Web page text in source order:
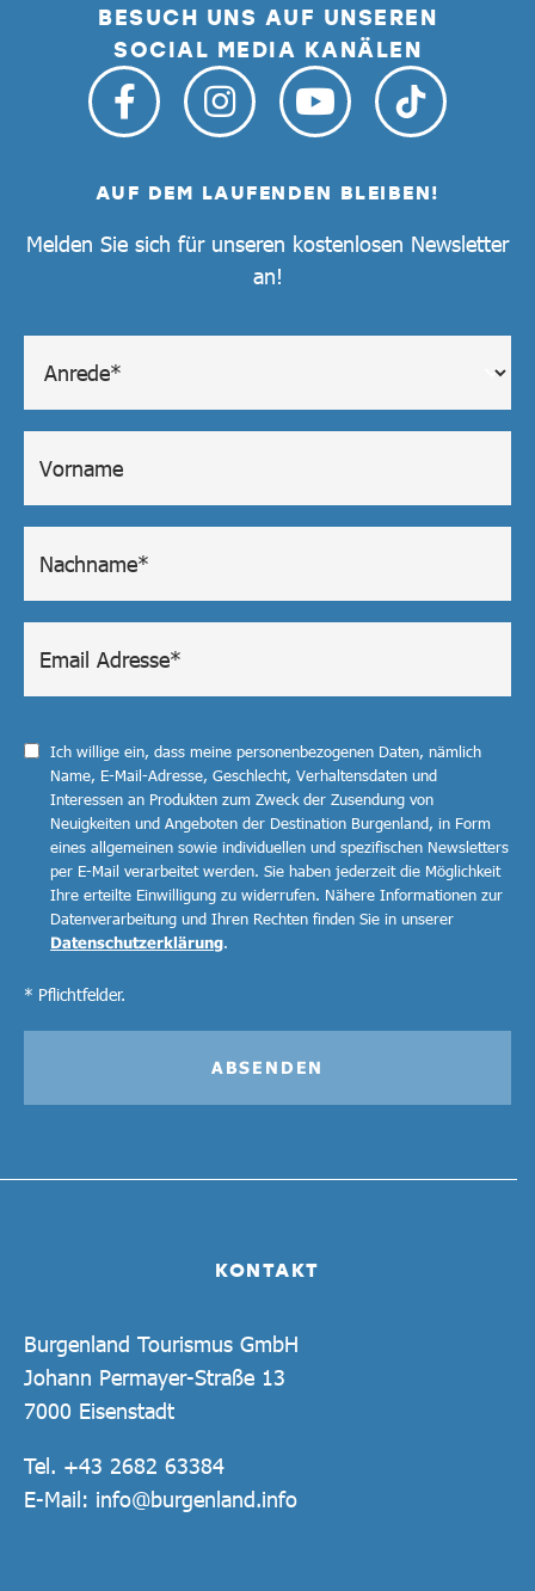
BESUCH UNS AUF UNSEREN
SOCIAL MEDIA KANÄLEN
KONTAKT
Burgenland Tourismus GmbH
Johann Permayer-Straße 13
7000 Eisenstadt
Tel. +43 2682 63384
E-Mail: info@burgenland.info
AUF DEM LAUFENDEN BLEIBEN!
Melden Sie sich für unseren kostenlosen Newsletter
an!
Ich willige ein, dass meine personenbezogenen Daten, nämlich
Name, E-Mail-Adresse, Geschlecht, Verhaltensdaten und
Interessen an Produkten zum Zweck der Zusendung von
Neuigkeiten und Angeboten der Destination Burgenland, in Form
eines allgemeinen sowie individuellen und spezifischen Newsletters
per E-Mail verarbeitet werden. Sie haben jederzeit die Möglichkeit
Ihre erteilte Einwilligung zu widerrufen. Nähere Informationen zur
Datenverarbeitung und Ihren Rechten finden Sie in unserer
Datenschutzerklärung.
* Pflichtfelder.
ABSENDEN